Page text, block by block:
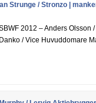
Strunge / Stronzo |
2012 – Anders Olsson
/ Vice Huvuddomare